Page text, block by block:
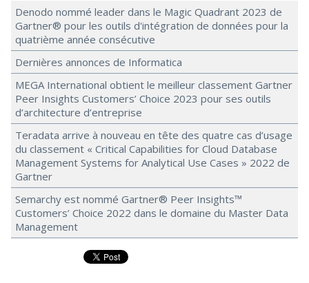
Denodo nommé leader dans le Magic Quadrant 2023 de
Gartner® pour les outils d'intégration de données pour la
quatrième année consécutive
Dernières annonces de Informatica
MEGA International obtient le meilleur classement Gartner
Peer Insights Customers’ Choice 2023 pour ses outils
d’architecture d’entreprise
Teradata arrive à nouveau en tête des quatre cas d’usage
du classement « Critical Capabilities for Cloud Database
Management Systems for Analytical Use Cases » 2022 de
Gartner
Semarchy est nommé Gartner® Peer Insights™
Customers’ Choice 2022 dans le domaine du Master Data
Management